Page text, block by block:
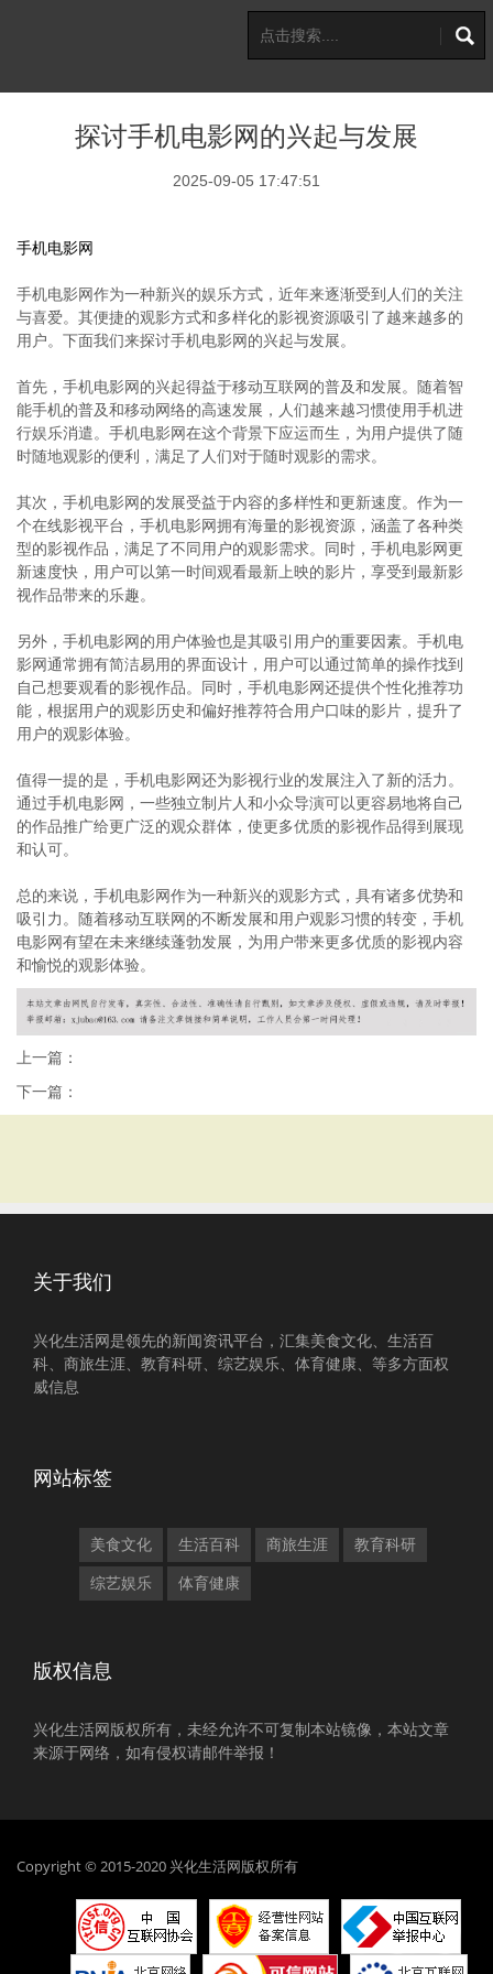
探讨手机电影网的兴起与发展
2025-09-05 17:47:51
手机电影网
手机电影网作为一种新兴的娱乐方式，近年来逐渐受到人们的关注
与喜爱。其便捷的观影方式和多样化的影视资源吸引了越来越多的
用户。下面我们来探讨手机电影网的兴起与发展。
首先，手机电影网的兴起得益于移动互联网的普及和发展。随着智
能手机的普及和移动网络的高速发展，人们越来越习惯使用手机进
行娱乐消遣。手机电影网在这个背景下应运而生，为用户提供了随
时随地观影的便利，满足了人们对于随时观影的需求。
其次，手机电影网的发展受益于内容的多样性和更新速度。作为一
个在线影视平台，手机电影网拥有海量的影视资源，涵盖了各种类
型的影视作品，满足了不同用户的观影需求。同时，手机电影网更
新速度快，用户可以第一时间观看最新上映的影片，享受到最新影
视作品带来的乐趣。
另外，手机电影网的用户体验也是其吸引用户的重要因素。手机电
影网通常拥有简洁易用的界面设计，用户可以通过简单的操作找到
自己想要观看的影视作品。同时，手机电影网还提供个性化推荐功
能，根据用户的观影历史和偏好推荐符合用户口味的影片，提升了
用户的观影体验。
值得一提的是，手机电影网还为影视行业的发展注入了新的活力。
通过手机电影网，一些独立制片人和小众导演可以更容易地将自己
的作品推广给更广泛的观众群体，使更多优质的影视作品得到展现
和认可。
总的来说，手机电影网作为一种新兴的观影方式，具有诸多优势和
吸引力。随着移动互联网的不断发展和用户观影习惯的转变，手机
电影网有望在未来继续蓬勃发展，为用户带来更多优质的影视内容
和愉悦的观影体验。
上一篇：
下一篇：
关于我们
兴化生活网是领先的新闻资讯平台，汇集美食文化、生活百
科、商旅生涯、教育科研、综艺娱乐、体育健康、等多方面权
威信息
网站标签
美食文化 生活百科 商旅生涯 教育科研
综艺娱乐 体育健康
版权信息
兴化生活网版权所有，未经允许不可复制本站镜像，本站文章
来源于网络，如有侵权请邮件举报！
Copyright © 2015-2020 兴化生活网版权所有